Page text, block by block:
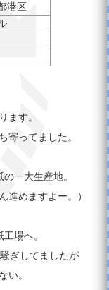
港区
ます。
寄ってました。
一大生産地。
進めますよー。）
場へ。
ぎしてましたが
い。